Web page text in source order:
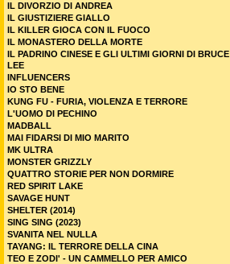
IL DIVORZIO DI ANDREA
IL GIUSTIZIERE GIALLO
IL KILLER GIOCA CON IL FUOCO
IL MONASTERO DELLA MORTE
IL PADRINO CINESE E GLI ULTIMI GIORNI DI BRUCE
LEE
INFLUENCERS
IO STO BENE
KUNG FU - FURIA, VIOLENZA E TERRORE
L'UOMO DI PECHINO
MADBALL
MAI FIDARSI DI MIO MARITO
MK ULTRA
MONSTER GRIZZLY
QUATTRO STORIE PER NON DORMIRE
RED SPIRIT LAKE
SAVAGE HUNT
SHELTER (2014)
SING SING (2023)
SVANITA NEL NULLA
TAYANG: IL TERRORE DELLA CINA
TEO E ZODI' - UN CAMMELLO PER AMICO